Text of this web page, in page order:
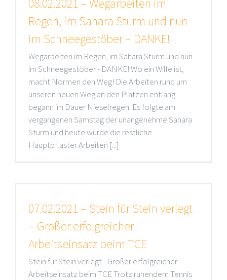
08.02.2021 – Wegarbeiten im
Regen, im Sahara Sturm und nun
im Schneegestöber – DANKE!
Wegarbeiten im Regen, im Sahara Sturm und nun
im Schneegestöber - DANKE! Wo ein Wille ist,
macht Normen den Weg! Die Arbeiten rund um
unseren neuen Weg an den Plätzen entlang
begann im Dauer Nieselregen. Es folgte am
vergangenen Samstag der unangenehme Sahara
Sturm und heute wurde die restliche
Hauptpflaster Arbeiten [...]
07.02.2021 – Stein für Stein verlegt
– Großer erfolgreicher
Arbeitseinsatz beim TCE
Stein für Stein verlegt - Großer erfolgreicher
Arbeitseinsatz beim TCE Trotz ruhendem Tennis